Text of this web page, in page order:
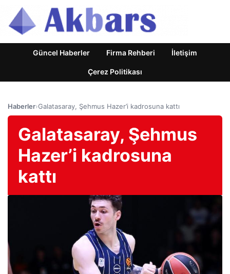
Güncel Haberler Firma Rehberi İletişim
Çerez Politikası
Haberler›Galatasaray, Şehmus Hazer’i kadrosuna kattı
Galatasaray, Şehmus
Hazer’i kadrosuna
kattı